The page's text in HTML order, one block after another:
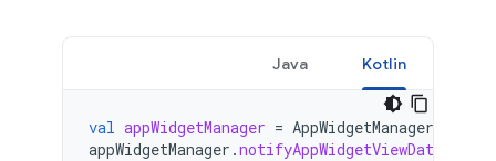
Kotlin
Java
val appWidgetManager = AppWidgetManager
appWidgetManager .